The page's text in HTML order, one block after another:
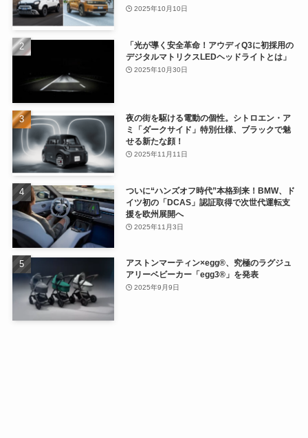
2025年10月10日
「光が導く安全革命！アウディQ3に初採用の
デジタルマトリクスLEDヘッドライトとは」
2025年10月30日
夜の街を駆ける電動の個性。シトロエン・ア
ミ「ダークサイド」特別仕様、ブラックで魅
せる新たな顔！
2025年11月11日
ついに“ハンズオフ時代”本格到来！BMW、ド
イツ初の「DCAS」認証取得で次世代運転支
援を欧州展開へ
2025年11月3日
アストンマーティン×egg®、究極のラグジュ
アリーベビーカー「egg3®」を発表
2025年9月9日